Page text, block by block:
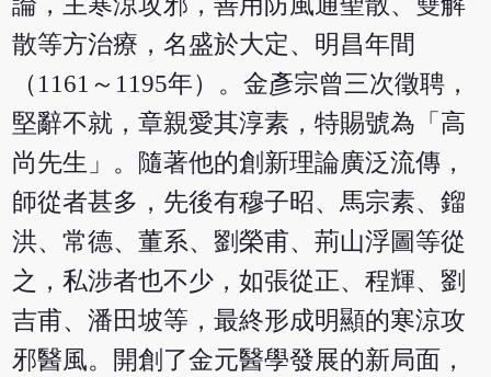
散等方治療，名盛於大定、明昌年間
（1161～1195年）。金彥宗曾三次徵聘，
堅辭不就，章親愛其淳素，特賜號為「高
尚先生」。隨著他的創新理論廣泛流傳，
師從者甚多，先後有穆子昭、馬宗素、鎦
洪、常德、董系、劉榮甫、荊山浮圖等從
之，私涉者也不少，如張從正、程輝、劉
吉甫、潘田坡等，最終形成明顯的寒涼攻
邪醫風。開創了金元醫學發展的新局面，